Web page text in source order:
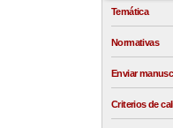
Temática
Normativas
Enviar
Criterios de